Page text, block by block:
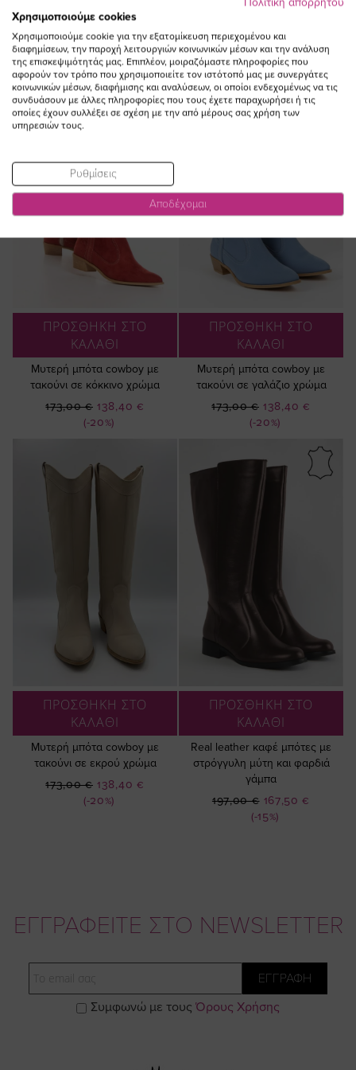
ΠΡΟΣΘΗΚΗ ΣΤΟ
ΚΑΛΑΘΙ
Μυτερή μπότα cowboy με
τακούνι σε κόκκινο χρώμα
(-20%)
Ειδική
Τιμή
138,40 €
173,00 €
ΠΡΟΣΘΗΚΗ ΣΤΟ
ΚΑΛΑΘΙ
Μυτερή μπότα cowboy με
τακούνι σε γαλάζιο χρώμα
(-20%)
Ειδική
Τιμή
138,40 €
173,00 €
ΠΡΟΣΘΗΚΗ ΣΤΟ
ΚΑΛΑΘΙ
Μυτερή μπότα cowboy με
τακούνι σε εκρού χρώμα
(-20%)
Ειδική
Τιμή
138,40 €
173,00 €
ΠΡΟΣΘΗΚΗ ΣΤΟ
ΚΑΛΑΘΙ
Real leather καφέ μπότες με
στρόγγυλη μύτη και φαρδιά
γάμπα
(-15%)
Ειδική
Τιμή
167,50 €
197,00 €
ΕΓΓΡΑΦΕΙΤΕ ΣΤΟ NEWSLETTER
ΕΓΓΡΑΦΗ
Συμφωνώ με τους Όρους Χρήσης
Χρησιμοποιούμε cookies
Χρησιμοποιούμε cookie για την εξατομίκευση περιεχομένου και
διαφημίσεων, την παροχή λειτουργιών κοινωνικών μέσων και την ανάλυση
της επισκεψιμότητάς μας. Επιπλέον, μοιραζόμαστε πληροφορίες που
αφορούν τον τρόπο που χρησιμοποιείτε τον ιστότοπό μας με συνεργάτες
κοινωνικών μέσων, διαφήμισης και αναλύσεων, οι οποίοι ενδεχομένως να τις
συνδυάσουν με άλλες πληροφορίες που τους έχετε παραχωρήσει ή τις
οποίες έχουν συλλέξει σε σχέση με την από μέρους σας χρήση των
υπηρεσιών τους.
Ρυθμίσεις
Αποδέχομαι